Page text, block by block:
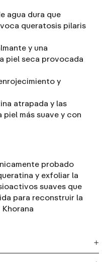
agua dura que
queratosis pilaris
y una
piel seca provocada
y
atrapada y las
piel más suave y con
probado
y exfoliar la
suaves que
para reconstruir la